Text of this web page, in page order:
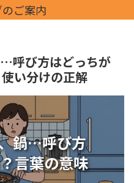
ご案内
呼び方はどっちが
い分けの正解
鍋…呼び方
言葉の意味